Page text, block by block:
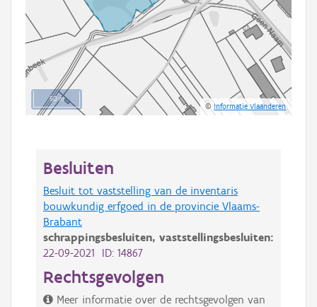
50 m
© Informatie Vlaanderen
Besluiten
Besluit tot vaststelling van de inventaris
bouwkundig erfgoed in de provincie Vlaams-
Brabant
schrappingsbesluiten, vaststellingsbesluiten:
22-09-2021 ID: 14867
Rechtsgevolgen
Meer informatie over de rechtsgevolgen van